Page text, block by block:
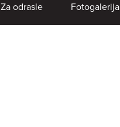
Za odrasle Fotogalerija